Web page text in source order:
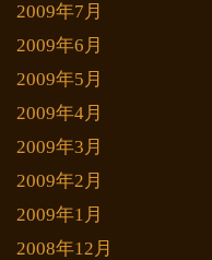
2009年7月
2009年6月
2009年5月
2009年4月
2009年3月
2009年2月
2009年1月
2008年12月